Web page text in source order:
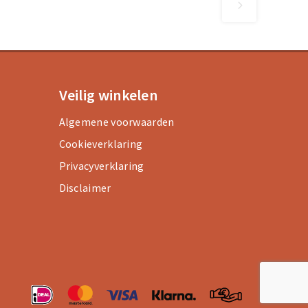
Veilig winkelen
Algemene voorwaarden
Cookieverklaring
Privacyverklaring
Disclaimer